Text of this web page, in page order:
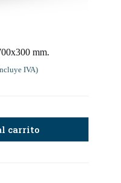
mm.
IVA)
carrito